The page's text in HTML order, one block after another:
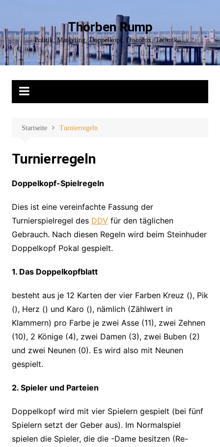
springen
Thorben Rump
Politik, Marketing, Doppelkopf, Discofox, Technik,…
Startseite Turnierregeln
Turnierregeln
Doppelkopf-Spielregeln
Dies ist eine vereinfachte Fassung der
Turnierspielregel des DDVfür den täglichen
Gebrauch. Nach diesen Regeln wird beim Steinhuder
Doppelkopf Pokal gespielt.
1. Das Doppelkopfblatt
besteht aus je 12 Karten der vier Farben Kreuz (), Pik
(), Herz () und Karo (), nämlich (Zählwert in
Klammern) pro Farbe je zwei Asse (11), zwei Zehnen
(10), 2 Könige (4), zwei Damen (3), zwei Buben (2)
und zwei Neunen (0). Es wird also mit Neunen
gespielt.
2. Spieler und Parteien
Doppelkopf wird mit vier Spielern gespielt (bei fünf
Spielern setzt der Geber aus). Im Normalspiel
spielen die Spieler, die die -Dame besitzen (Re-